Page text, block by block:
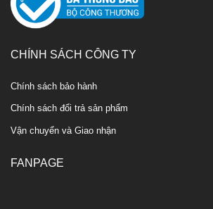
CHÍNH SÁCH CÔNG TY
Chính sách bảo hành
Chính sách đổi trả sản phẩm
Vận chuyển và Giao nhận
FANPAGE